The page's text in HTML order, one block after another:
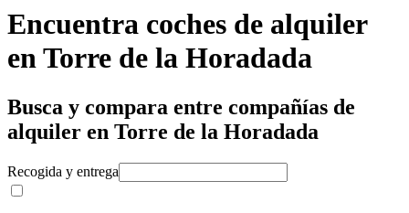
Encuentra coches de alquiler
en Torre de la Horadada
Busca y compara entre compañías de
alquiler en Torre de la Horadada
Recogida y entrega